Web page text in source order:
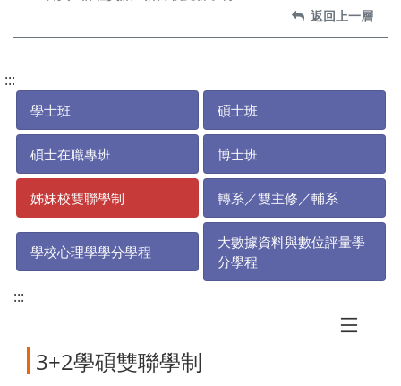
返回上一層
:::
學士班 碩士班
碩士在職專班 博士班
姊妹校雙聯學制 轉系／雙主修／輔系
學校心理學學分學程
大數據資料與數位評量學
分學程
:::
3+2學碩雙聯學制